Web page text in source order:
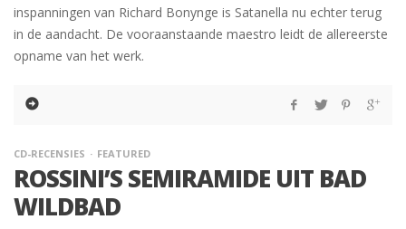
inspanningen van Richard Bonynge is Satanella nu echter terug
in de aandacht. De vooraanstaande maestro leidt de allereerste
opname van het werk.
CD-RECENSIES FEATURED
ROSSINI’S SEMIRAMIDE UIT BAD
WILDBAD